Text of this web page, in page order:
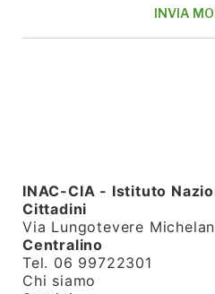
INAC-CIA - Istituto
Cittadini
Via Lungotevere
Centralino
Tel. 06 99722301
Chi siamo